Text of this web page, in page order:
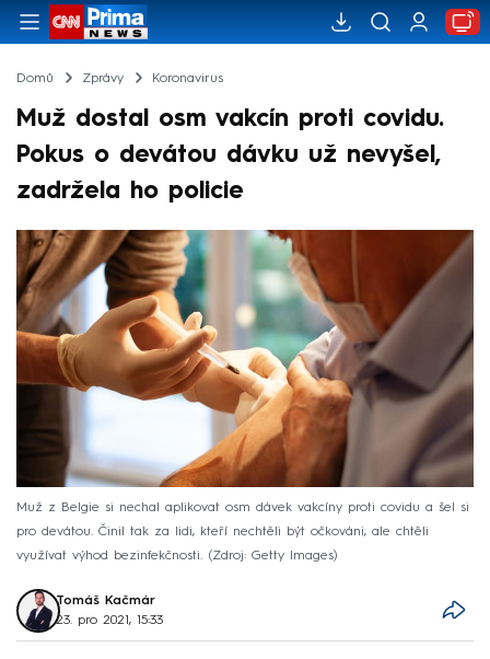
Domů Zprávy Koronavirus
Muž dostal osm vakcín proti covidu.
Pokus o devátou dávku už nevyšel,
zadržela ho policie
Muž z Belgie si nechal aplikovat osm dávek vakcíny proti covidu a šel si
pro devátou. Činil tak za lidi, kteří nechtěli být očkováni, ale chtěli
využívat výhod bezinfekčnosti.
Zdroj: Getty Images
Tomáš Kačmár
23. pro 2021, 15:33